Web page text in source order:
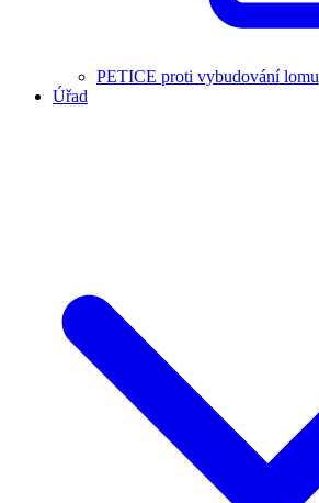
PETICE proti vybudování lomu
Úřad